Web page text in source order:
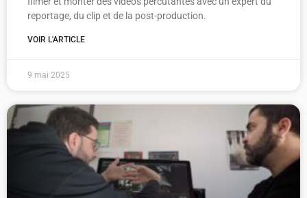
reportage, du clip et de la post-production.
VOIR L'ARTICLE
9 mai 2025